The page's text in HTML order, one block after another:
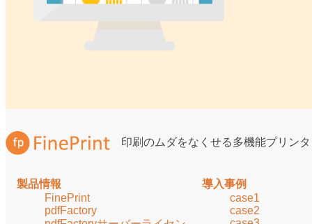
印刷のムダをなくせる多機能プリン
製品情報
FinePrint
pdfFactory
導入事例
case1
case2